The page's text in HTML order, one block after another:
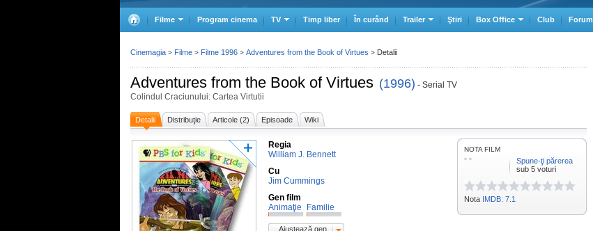
Filme Program cinema TV Timp liber În curând Trailer Ştiri Box Office Club Forum
Adventures from the Book of Virtues (1996) - Serial TV
Colindul Craciunului: Cartea Virtutii
Detalii Distribuţie Articole (2) Episoade Wiki
Regia
William J. Bennett
Cu
Jim Cummings
Gen film
Animaţie
Familie
Ajustează gen
NOTA FILM
- -
Spune-ţi părerea
sub 5 voturi
Nota IMDB: 7.1
Cinemagia > Filme > Filme 1996 > Adventures from the Book of Virtues > Detalii